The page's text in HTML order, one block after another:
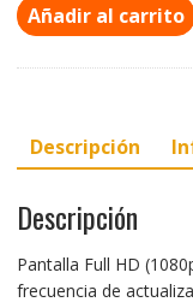
Añadir al carrito
Descripción
Descripción
Pantalla Full HD
frecuencia de